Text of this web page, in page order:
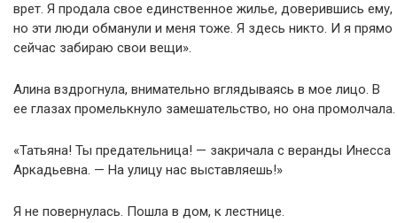
врет. Я продала свое единственное жилье, доверившись ему,
но эти люди обманули и меня тоже. Я здесь никто. И я прямо
сейчас забираю свои вещи».
Алина вздрогнула, внимательно вглядываясь в мое лицо. В
ее глазах промелькнуло замешательство, но она промолчала.
«Татьяна! Ты предательница! — закричала с веранды Инесса
Аркадьевна. — На улицу нас выставляешь!»
Я не повернулась. Пошла в дом, к лестнице.